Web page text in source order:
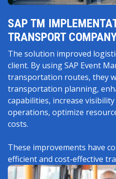
SAP TM
TRANSPORT
The solution improved
client. By using SAP Event
transportation routes, they
transportation planning,
capabilities, increase
operations, optimize
costs.
These improvements have
efficient and cost-effective